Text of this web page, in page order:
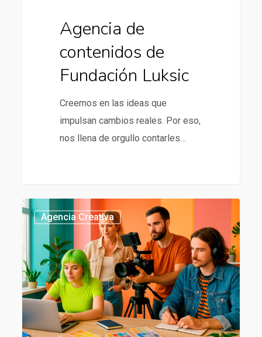
Agencia de
contenidos de
Fundación Luksic
Creemos en las ideas que
impulsan cambios reales. Por eso,
nos llena de orgullo contarles…
Agencia
creativa
Chile
Agencia Creativa 437